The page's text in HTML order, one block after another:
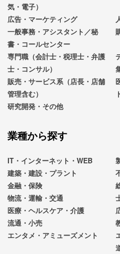
気・電子）
広告・マーケティング
一般事務・アシスタント／秘
書・コールセンター
専門職（会計士・税理士・弁護
士・コンサル）
販売・サービス系（店長・店舗
管理含む）
研究開発・その他
業種から探す
IT・インターネット・WEB
建築・建設・プラント
金融・保険
物流・運輸・交通
医療・ヘルスケア・介護
流通・小売
エンタメ・アミューズメント